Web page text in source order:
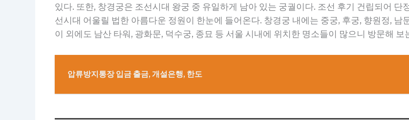
있다. 또한, 창경궁은 조선시대 왕궁 중 유일하게 남아 있는 궁궐이다. 조선 후기 건립되어
선시대 어울릴 법한 아름다운 정원이 한눈에 들어온다. 창경궁 내에는 중궁, 후궁, 향원정, 남
이 외에도 남산 타워, 광화문, 덕수궁, 종묘 등 서울 시내에 위치한 명소들이 많으니 방문해 보
압류방지통장 입금 출금, 개설은행, 한도